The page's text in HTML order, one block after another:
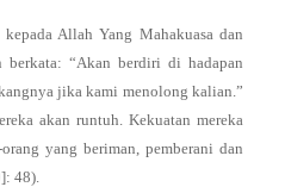
Allah Yang Mahakuasa dan
berkata: “Akan berdiri di hadapan
jika kami menolong kalian.”
akan runtuh. Kekuatan mereka
yang beriman, pemberani dan
48).